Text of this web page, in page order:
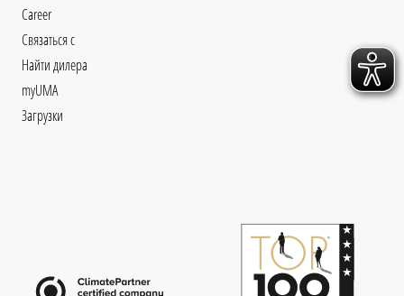
Career
Связаться с
Найти дилера
myUMA
Загрузки